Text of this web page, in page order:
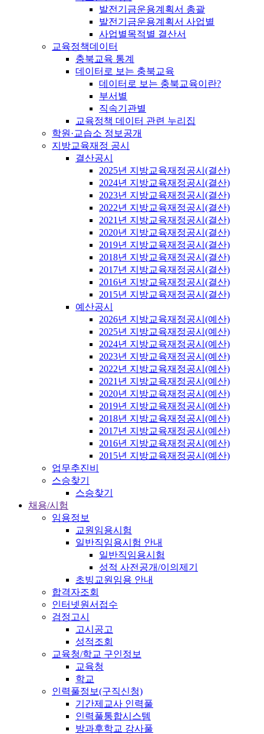
발전기금운용계획서 총괄
발전기금운용계획서 사업별
사업별목적별 결산서
교육정책데이터
충북교육 통계
데이터로 보는 충북교육
데이터로 보는 충북교육이란?
부서별
직속기관별
교육정책 데이터 관련 누리집
학원·교습소 정보공개
지방교육재정 공시
결산공시
2025년 지방교육재정공시(결산)
2024년 지방교육재정공시(결산)
2023년 지방교육재정공시(결산)
2022년 지방교육재정공시(결산)
2021년 지방교육재정공시(결산)
2020년 지방교육재정공시(결산)
2019년 지방교육재정공시(결산)
2018년 지방교육재정공시(결산)
2017년 지방교육재정공시(결산)
2016년 지방교육재정공시(결산)
2015년 지방교육재정공시(결산)
예산공시
2026년 지방교육재정공시(예산)
2025년 지방교육재정공시(예산)
2024년 지방교육재정공시(예산)
2023년 지방교육재정공시(예산)
2022년 지방교육재정공시(예산)
2021년 지방교육재정공시(예산)
2020년 지방교육재정공시(예산)
2019년 지방교육재정공시(예산)
2018년 지방교육재정공시(예산)
2017년 지방교육재정공시(예산)
2016년 지방교육재정공시(예산)
2015년 지방교육재정공시(예산)
업무추진비
스승찾기
스승찾기
채용/시험
임용정보
교원임용시험
일반직임용시험 안내
일반직임용시험
성적 사전공개/이의제기
초빙교원임용 안내
합격자조회
인터넷원서접수
검정고시
고시공고
성적조회
교육청/학교 구인정보
교육청
학교
인력풀정보(구직신청)
기간제교사 인력풀
인력풀통합시스템
방과후학교 강사풀